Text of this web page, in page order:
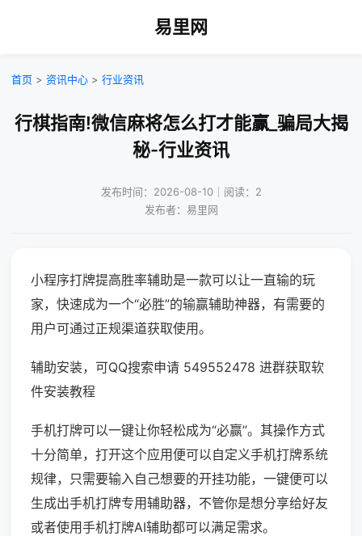
易里网
首页 > 资讯中心 > 行业资讯
行棋指南!微信麻将怎么打才能赢_骗局大揭
秘-行业资讯
发布时间：2026-08-10｜阅读：2
发布者：易里网
小程序打牌提高胜率辅助是一款可以让一直输的玩
家，快速成为一个“必胜”的输赢辅助神器，有需要的
用户可通过正规渠道获取使用。
辅助安装，可QQ搜索申请 549552478 进群获取软
件安装教程
手机打牌可以一键让你轻松成为“必赢”。其操作方式
十分简单，打开这个应用便可以自定义手机打牌系统
规律，只需要输入自己想要的开挂功能，一键便可以
生成出手机打牌专用辅助器，不管你是想分享给好友
或者使用手机打牌AI辅助都可以满足需求。